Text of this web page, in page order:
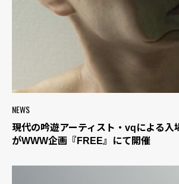
NEWS
現代の吟遊アーティスト・vqによる入
がWWW企画『FREE』にて開催